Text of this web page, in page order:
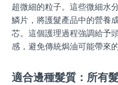
超微細的粒子。這些微細水
鱗片，將護髮產品中的營養
芯。這個護理過程強調給予
感，避免傳統焗油可能帶來的
適合邊種髮質：所有